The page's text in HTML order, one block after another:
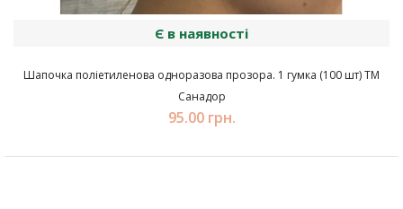
Є в наявності
Шапочка поліетиленова одноразова прозора. 1 гумка (100 шт) ТМ
Санадор
95.00 грн.